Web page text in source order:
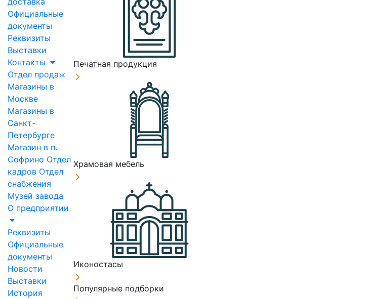
Официальные
документы
Реквизиты
Выставки
Контакты
Отдел продаж
Магазины в
Москве
Магазины в
Санкт-
Петербурге
Магазин в п.
Софрино Отдел
кадров Отдел
снабжения
Музей завода
О предприятии
Реквизиты
Официальные
документы
Новости
Выставки
История
Печатная продукция
Храмовая мебель
Иконостасы
Популярные подборки